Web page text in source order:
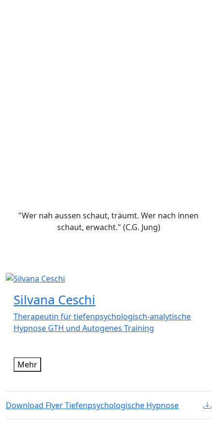
"Wer nah aussen schaut, träumt. Wer nach innen
schaut, erwacht." (C.G. Jung)
Silvana Ceschi
Therapeutin für tiefenpsychologisch-analytische
Hypnose GTH und Autogenes Training
Mehr
Download Flyer Tiefenpsychologische Hypnose